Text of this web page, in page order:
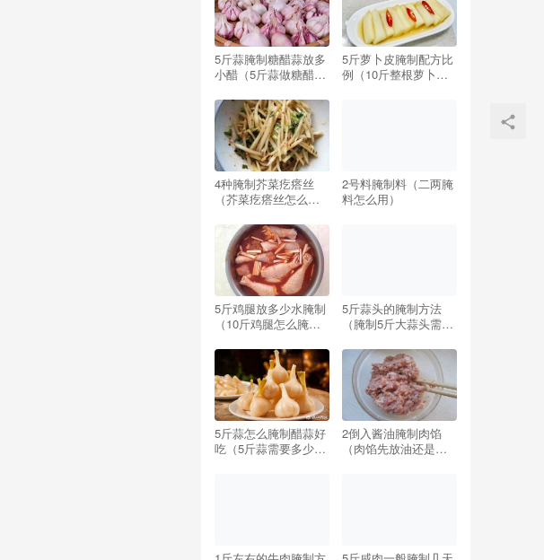
5斤蒜腌制糖醋蒜放多
小醋（5斤蒜做糖醋蒜,
5斤萝卜皮腌制配方比
例（10斤整根萝卜腌
4种腌制芥菜疙瘩丝
（芥菜疙瘩丝怎么腌
2号料腌制料（二两腌
料怎么用）
5斤鸡腿放多少水腌制
（10斤鸡腿怎么腌制
5斤蒜头的腌制方法
（腌制5斤大蒜头需要
5斤蒜怎么腌制醋蒜好
吃（5斤蒜需要多少糖
2倒入酱油腌制肉馅
（肉馅先放油还是先